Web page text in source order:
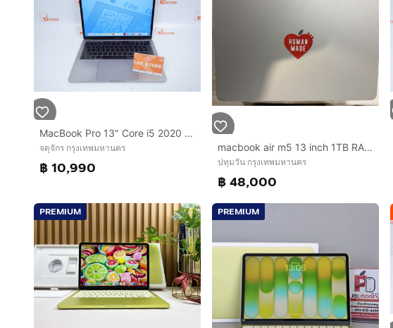
MacBook Pro 13" Core i5 2020 16.512GB
จตุจักร กรุงเทพมหานคร
฿ 10,990
macbook air m5 13 inch 1TB RAM 24GB
ปทุมวัน กรุงเทพมหานคร
฿ 48,000
PREMIUM PREMIUM